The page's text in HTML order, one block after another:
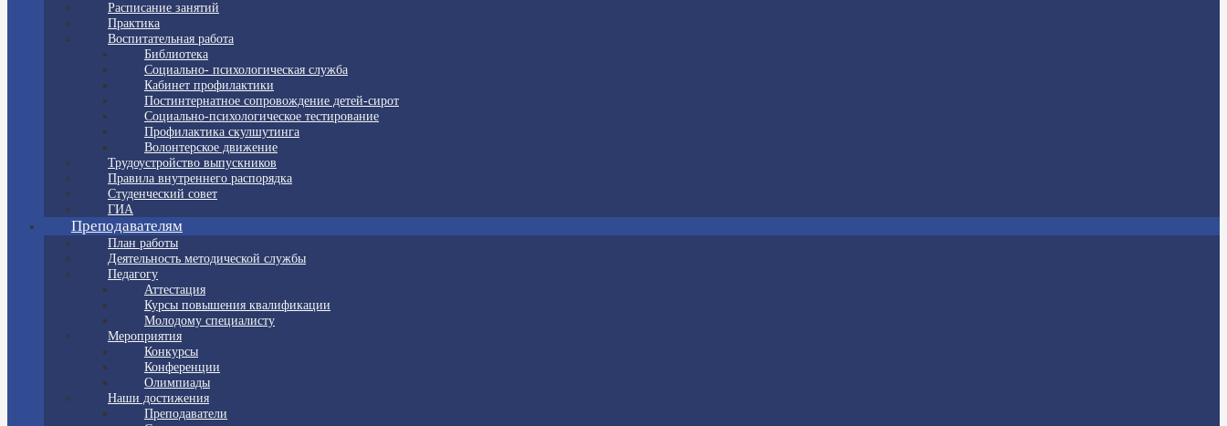
Расписание занятий
Практика
Воспитательная работа
Библиотека
Социально- психологическая служба
Кабинет профилактики
Постинтернатное сопровождение детей-сирот
Социально-психологическое тестирование
Профилактика скулшутинга
Волонтерское движение
Трудоустройство выпускников
Правила внутреннего распорядка
Студенческий совет
ГИА
Преподавателям
План работы
Деятельность методической службы
Педагогу
Аттестация
Курсы повышения квалификации
Молодому специалисту
Мероприятия
Конкурсы
Конференции
Олимпиады
Наши достижения
Преподаватели